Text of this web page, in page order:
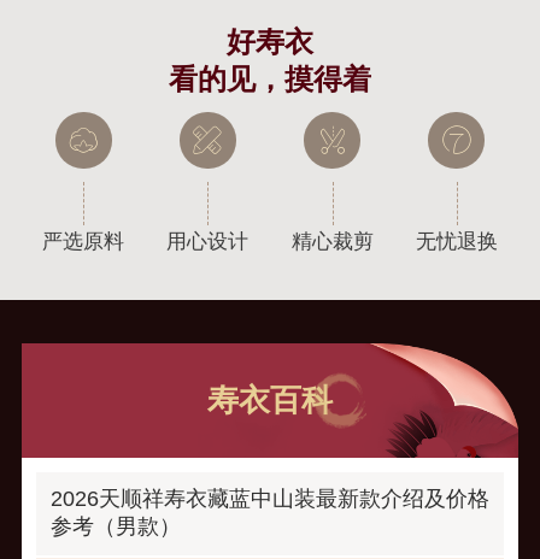
好寿衣
看的见，摸得着
严选原料 用心设计 精心裁剪 无忧退换
寿衣百科
2026天顺祥寿衣藏蓝中山装最新款介绍及价格
参考（男款）